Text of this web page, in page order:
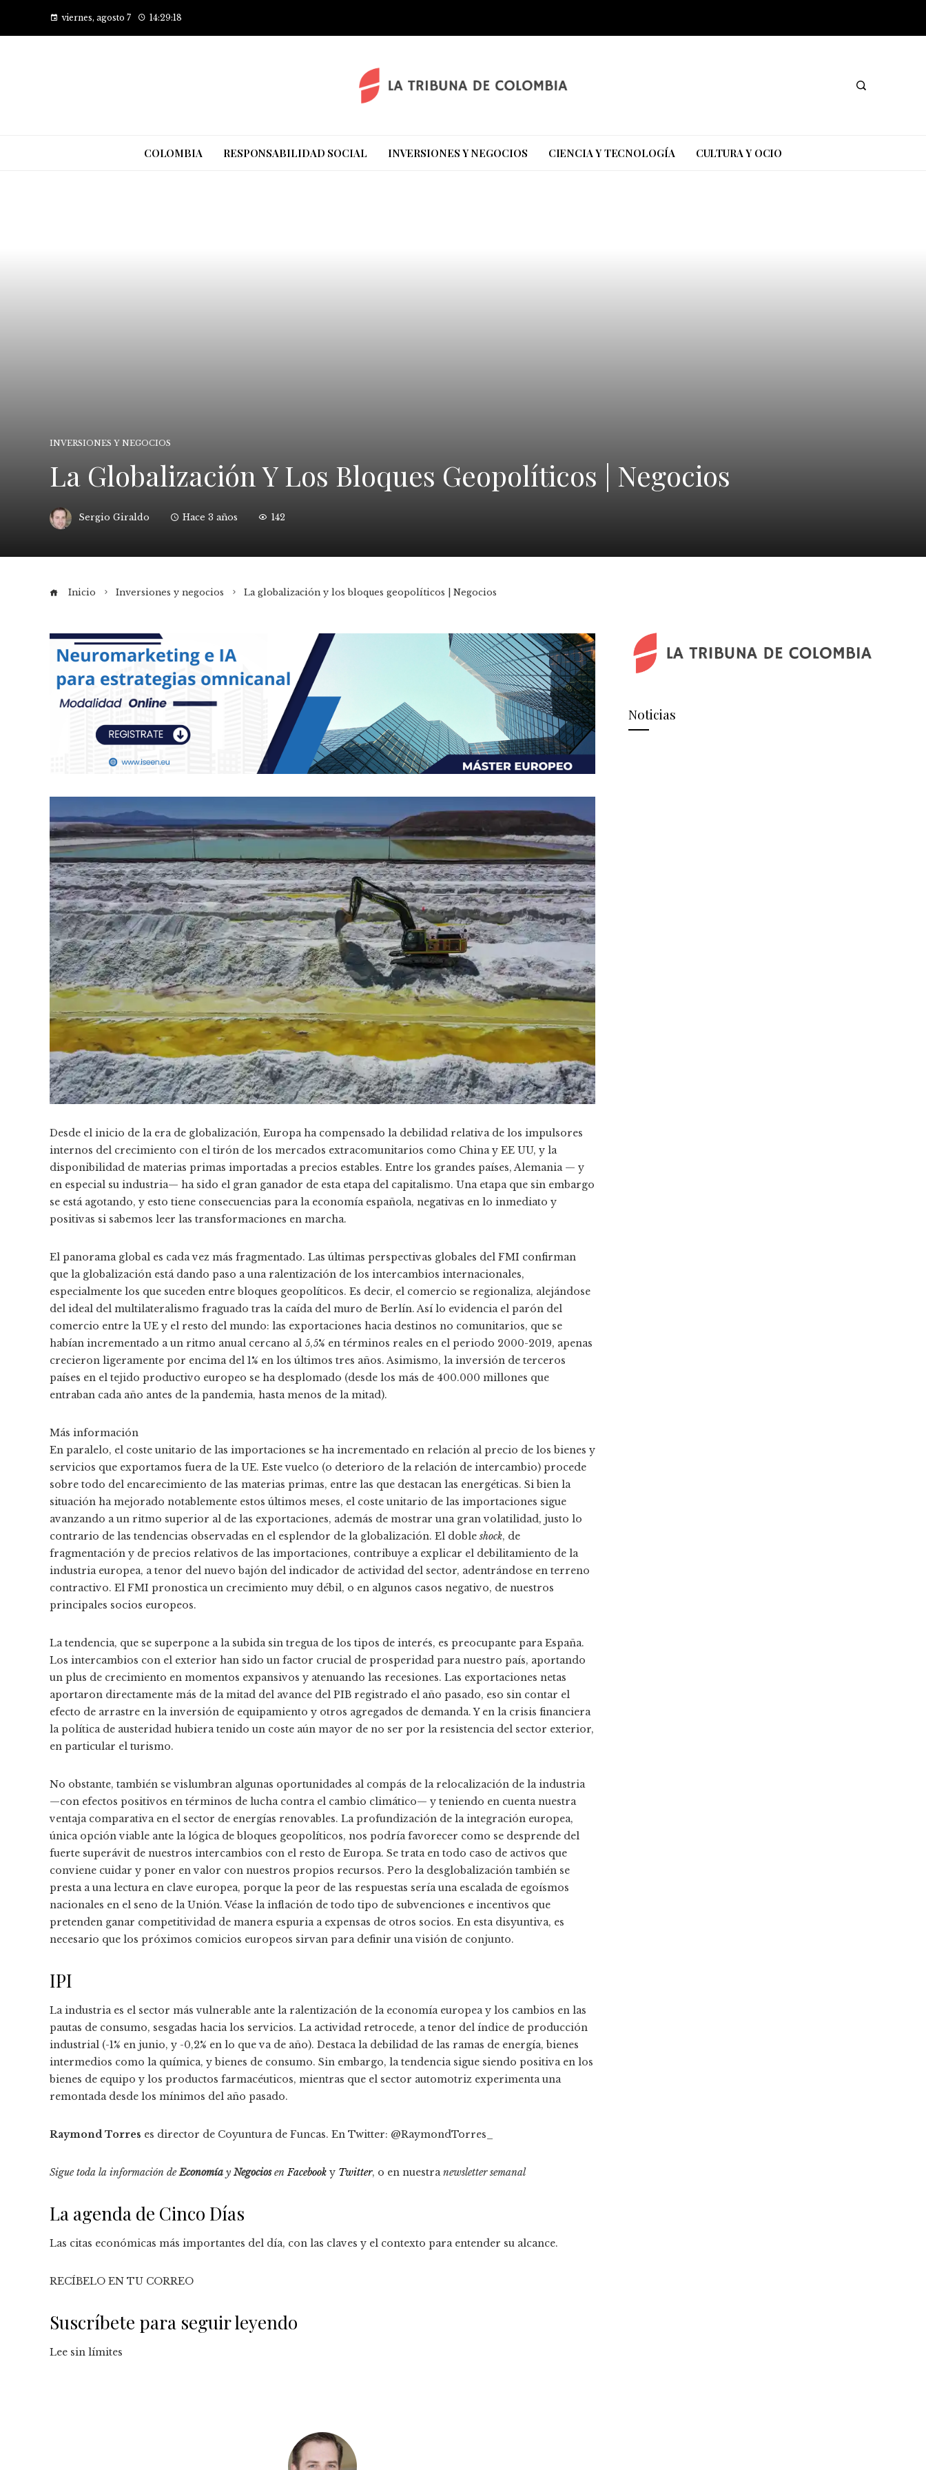
viernes, agosto 7 14:29:19
COLOMBIA RESPONSABILIDAD SOCIAL INVERSIONES Y NEGOCIOS CIENCIA Y TECNOLOGÍA CULTURA Y OCIO
INVERSIONES Y NEGOCIOS
La Globalización Y Los Bloques Geopolíticos | Negocios
Sergio Giraldo Hace 3 años 142
Inicio Inversiones y negocios La globalización y los bloques geopolíticos | Negocios
Desde el inicio de la era de globalización, Europa ha compensado la debilidad relativa de los impulsores
internos del crecimiento con el tirón de los mercados extracomunitarios como China y EE UU, y la
disponibilidad de materias primas importadas a precios estables. Entre los grandes países, Alemania — y
en especial su industria— ha sido el gran ganador de esta etapa del capitalismo. Una etapa que sin embargo
se está agotando, y esto tiene consecuencias para la economía española, negativas en lo inmediato y
positivas si sabemos leer las transformaciones en marcha.
El panorama global es cada vez más fragmentado. Las últimas perspectivas globales del FMI confirman
que la globalización está dando paso a una ralentización de los intercambios internacionales,
especialmente los que suceden entre bloques geopolíticos. Es decir, el comercio se regionaliza, alejándose
del ideal del multilateralismo fraguado tras la caída del muro de Berlín. Así lo evidencia el parón del
comercio entre la UE y el resto del mundo: las exportaciones hacia destinos no comunitarios, que se
habían incrementado a un ritmo anual cercano al 5,5% en términos reales en el periodo 2000-2019, apenas
crecieron ligeramente por encima del 1% en los últimos tres años. Asimismo, la inversión de terceros
países en el tejido productivo europeo se ha desplomado (desde los más de 400.000 millones que
entraban cada año antes de la pandemia, hasta menos de la mitad).
Más información
En paralelo, el coste unitario de las importaciones se ha incrementado en relación al precio de los bienes y
servicios que exportamos fuera de la UE. Este vuelco (o deterioro de la relación de intercambio) procede
sobre todo del encarecimiento de las materias primas, entre las que destacan las energéticas. Si bien la
situación ha mejorado notablemente estos últimos meses, el coste unitario de las importaciones sigue
avanzando a un ritmo superior al de las exportaciones, además de mostrar una gran volatilidad, justo lo
contrario de las tendencias observadas en el esplendor de la globalización. El doble shock, de
fragmentación y de precios relativos de las importaciones, contribuye a explicar el debilitamiento de la
industria europea, a tenor del nuevo bajón del indicador de actividad del sector, adentrándose en terreno
contractivo. El FMI pronostica un crecimiento muy débil, o en algunos casos negativo, de nuestros
principales socios europeos.
La tendencia, que se superpone a la subida sin tregua de los tipos de interés, es preocupante para España.
Los intercambios con el exterior han sido un factor crucial de prosperidad para nuestro país, aportando
un plus de crecimiento en momentos expansivos y atenuando las recesiones. Las exportaciones netas
aportaron directamente más de la mitad del avance del PIB registrado el año pasado, eso sin contar el
efecto de arrastre en la inversión de equipamiento y otros agregados de demanda. Y en la crisis financiera
la política de austeridad hubiera tenido un coste aún mayor de no ser por la resistencia del sector exterior,
en particular el turismo.
No obstante, también se vislumbran algunas oportunidades al compás de la relocalización de la industria
—con efectos positivos en términos de lucha contra el cambio climático— y teniendo en cuenta nuestra
ventaja comparativa en el sector de energías renovables. La profundización de la integración europea,
única opción viable ante la lógica de bloques geopolíticos, nos podría favorecer como se desprende del
fuerte superávit de nuestros intercambios con el resto de Europa. Se trata en todo caso de activos que
conviene cuidar y poner en valor con nuestros propios recursos. Pero la desglobalización también se
presta a una lectura en clave europea, porque la peor de las respuestas sería una escalada de egoísmos
nacionales en el seno de la Unión. Véase la inflación de todo tipo de subvenciones e incentivos que
pretenden ganar competitividad de manera espuria a expensas de otros socios. En esta disyuntiva, es
necesario que los próximos comicios europeos sirvan para definir una visión de conjunto.
IPI
La industria es el sector más vulnerable ante la ralentización de la economía europea y los cambios en las
pautas de consumo, sesgadas hacia los servicios. La actividad retrocede, a tenor del índice de producción
industrial (-1% en junio, y -0,2% en lo que va de año). Destaca la debilidad de las ramas de energía, bienes
intermedios como la química, y bienes de consumo. Sin embargo, la tendencia sigue siendo positiva en los
bienes de equipo y los productos farmacéuticos, mientras que el sector automotriz experimenta una
remontada desde los mínimos del año pasado.
Raymond Torres es director de Coyuntura de Funcas. En Twitter: @RaymondTorres_
Sigue toda la información deEconomía y NegociosenFacebook y Twitter, o en nuestranewsletter semanal
La agenda de Cinco Días
Las citas económicas más importantes del día, con las claves y el contexto para entender su alcance.
RECÍBELO EN TU CORREO
Suscríbete para seguir leyendo
Lee sin límites
Noticias